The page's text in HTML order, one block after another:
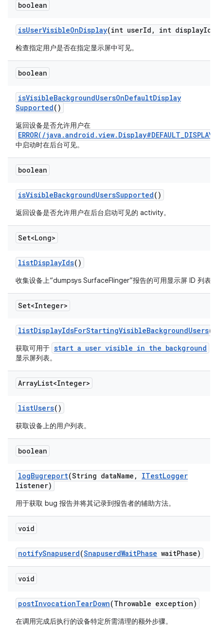
boolean
isUserVisibleOnDisplay(int userId , int displayId)
检查指定用户是否在指定显示屏中可见。
boolean
isVisibleBackgroundUsersOnDefaultDisplay
Supported()
返回设备是否允许用户在
ERROR(/java.android.view.Display#DEFAULT_DISPLAY)
中启动时在后台可见。
boolean
isVisibleBackgroundUsersSupported()
返回设备是否允许用户在后台启动可见的 activity。
Set<Long>
listDisplayIds()
收集设备上“dumpsys SurfaceFlinger”报告的可用显示屏 ID 列表。
Set<Integer>
listDisplayIdsForStartingVisibleBackgroundUsers()
获取可用于 start a user visible in the background
显示屏列表。
ArrayList<Integer>
listUsers()
获取设备上的用户列表。
boolean
logBugreport(String dataName , ITestLogger
listener)
用于获取 bug 报告并将其记录到报告者的辅助方法。
void
notifySnapuserd(SnapuserdWaitPhase waitPhase)
void
postInvocationTearDown(Throwable exception)
在调用完成后执行的设备特定所需清理的额外步骤。